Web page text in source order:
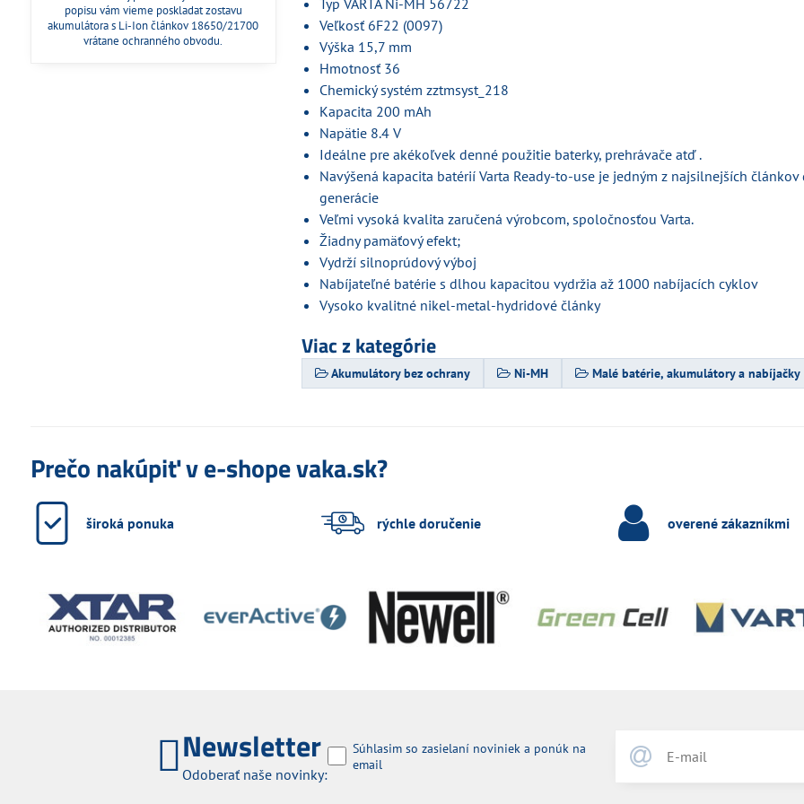
Typ VARTA Ni-MH 56722
Veľkosť 6F22 (0097)
Výška 15,7 mm
Hmotnosť 36
Chemický systém zztmsyst_218
Kapacita 200 mAh
Napätie 8.4 V
Ideálne pre akékoľvek denné použitie baterky, prehrávače atď .
Navýšená kapacita batérií Varta Ready-to-use je jedným z najsilnejších článkov
generácie
Veľmi vysoká kvalita zaručená výrobcom, spoločnosťou Varta.
Žiadny pamäťový efekt;
Vydrží silnoprúdový výboj
Nabíjateľné batérie s dlhou kapacitou vydržia až 1000 nabíjacích cyklov
Vysoko kvalitné nikel-metal-hydridové články
Viac z kategórie
Akumulátory bez ochrany Ni-MH Malé batérie, akumulátory a nabíjačky
popisu vám vieme poskladat zostavu
akumulátora s Li-Ion článkov 18650/21700
vrátane ochranného obvodu.
Prečo nakúpiť v e-shope vaka.sk?
široká ponuka rýchle doručenie overené zákazníkmi
Newsletter
Odoberať naše novinky:
Súhlasim so zasielaní noviniek a ponúk na
email